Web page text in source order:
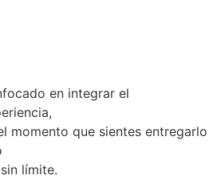
en integrar el
momento que sientes entregarlo
límite.